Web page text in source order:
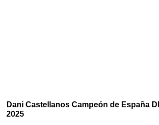
Dani Castellanos Campeón de España
2025